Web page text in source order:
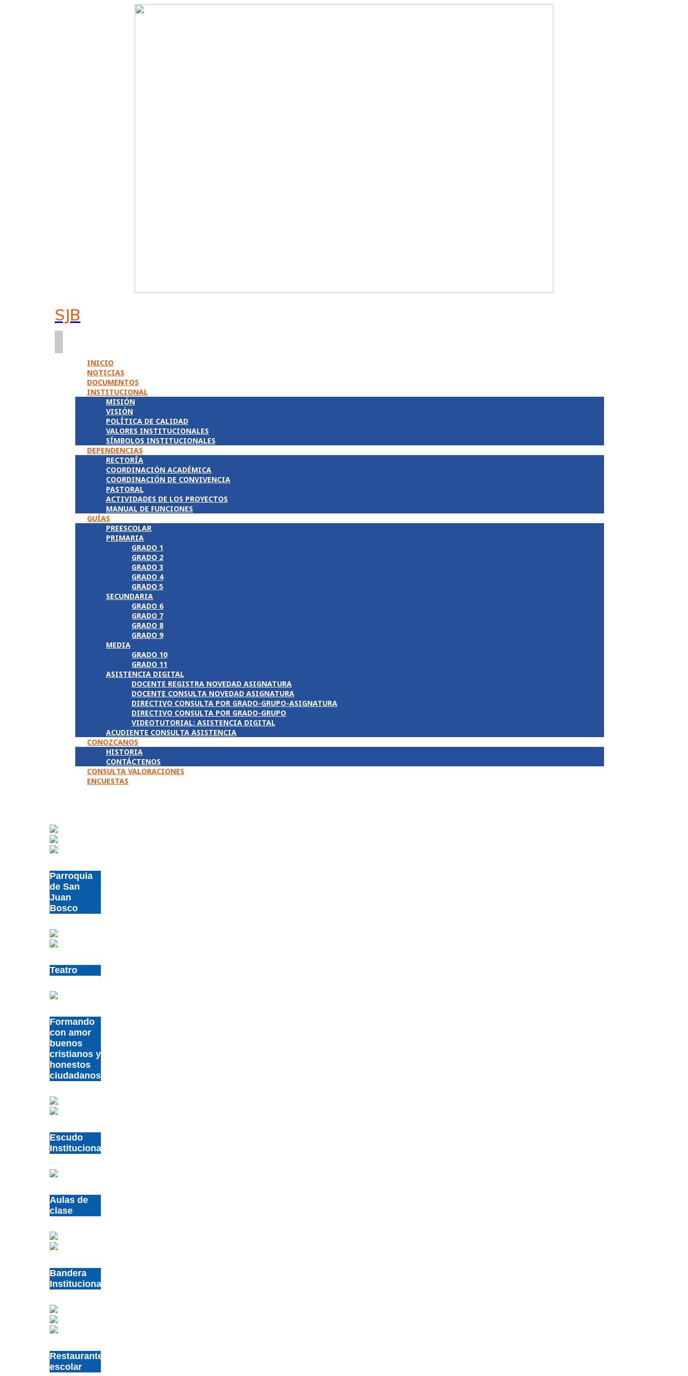
SJB
INICIO
NOTICIAS
DOCUMENTOS
INSTITUCIONAL
MISIÓN
VISIÓN
POLÍTICA DE CALIDAD
VALORES INSTITUCIONALES
SÍMBOLOS INSTITUCIONALES
DEPENDENCIAS
RECTORÍA
COORDINACIÓN ACADÉMICA
COORDINACIÓN DE CONVIVENCIA
PASTORAL
ACTIVIDADES DE LOS PROYECTOS
MANUAL DE FUNCIONES
GUÍAS
PREESCOLAR
PRIMARIA
GRADO 1
GRADO 2
GRADO 3
GRADO 4
GRADO 5
SECUNDARIA
GRADO 6
GRADO 7
GRADO 8
GRADO 9
MEDIA
GRADO 10
GRADO 11
ASISTENCIA DIGITAL
DOCENTE REGISTRA NOVEDAD ASIGNATURA
DOCENTE CONSULTA NOVEDAD ASIGNATURA
DIRECTIVO CONSULTA POR GRADO-GRUPO-ASIGNATURA
DIRECTIVO CONSULTA POR GRADO-GRUPO
VIDEOTUTORIAL: ASISTENCIA DIGITAL
ACUDIENTE CONSULTA ASISTENCIA
CONOZCANOS
HISTORIA
CONTÁCTENOS
CONSULTA VALORACIONES
ENCUESTAS
Parroquia
de San
Juan
Bosco
Teatro
Formando
con amor
buenos
cristianos y
honestos
ciudadanos
Escudo
Institucional
Aulas de
clase
Bandera
Institucional
Restaurante
escolar